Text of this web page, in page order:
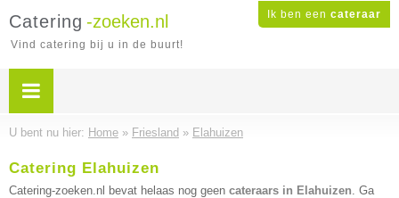
Ik ben een cateraar
Catering -zoeken.nl
Vind catering bij u in de buurt!
U bent nu hier: Home » Friesland » Elahuizen
Catering Elahuizen
Catering-zoeken.nl bevat helaas nog geen cateraars in Elahuizen. Ga